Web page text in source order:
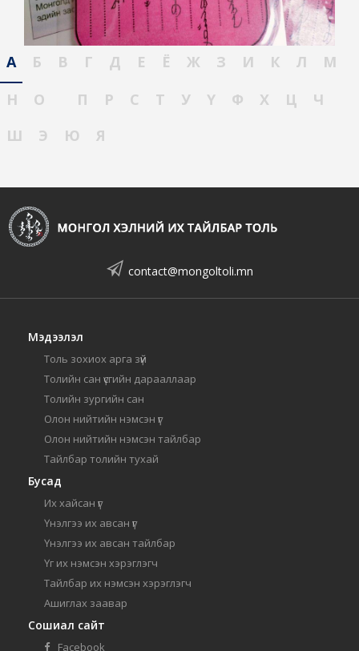
А Б В Г Д Е Ё Ж З И К Л
М
Н
О П Р С Т У Ү Ф Х Ц
Ч
Ш
Э Ю Я
contact@mongoltoli.mn
Мэдээлэл
Толь зохиох арга зүй
Толийн сан үсгийн дарааллаар
Толийн зургийн сан
Олон нийтийн нэмсэн үг
Олон нийтийн нэмсэн тайлбар
Тайлбар толийн тухай
Бусад
Их хайсан үг
Үнэлгээ их авсан үг
Үнэлгээ их авсан тайлбар
Үг их нэмсэн хэрэглэгч
Тайлбар их нэмсэн хэрэглэгч
Ашиглах заавар
Сошиал сайт
Facebook